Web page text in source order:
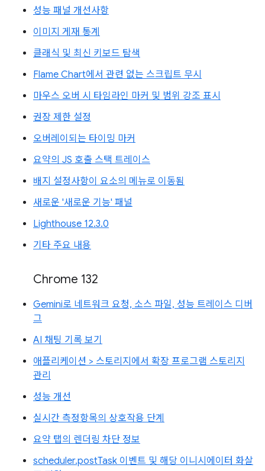
성능 패널 개선사항
이미지 게재 통계
클래식 및 최신 키보드 탐색
Flame Chart에서 관련 없는 스크립트 무시
마우스 오버 시 타임라인 마커 및 범위 강조 표시
권장 제한 설정
오버레이되는 타이밍 마커
요약의 JS 호출 스택 트레이스
배지 설정사항이 요소의 메뉴로 이동됨
새로운 '새로운 기능' 패널
Lighthouse 12.3.0
기타 주요 내용
Chrome 132
Gemini로 네트워크 요청, 소스 파일, 성능 트레이스 디버
그
AI 채팅 기록 보기
애플리케이션 > 스토리지에서 확장 프로그램 스토리지
관리
성능 개선
실시간 측정항목의 상호작용 단계
요약 탭의 렌더링 차단 정보
scheduler.postTask 이벤트 및 해당 이니시에이터 화살